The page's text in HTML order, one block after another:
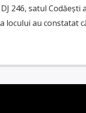
246, satul
locului au constatat